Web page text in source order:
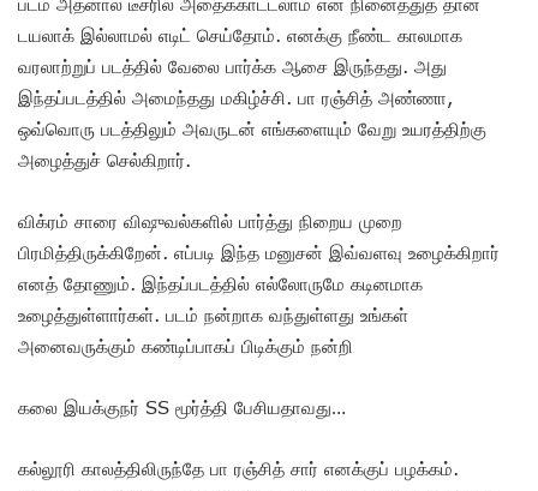
டயலாக் இல்லாமல் எடிட் செய்தோம். எனக்கு நீண்ட காலமாக
வரலாற்றுப் படத்தில் வேலை பார்க்க ஆசை இருந்தது. அது
இந்தப்படத்தில் அமைந்தது மகிழ்ச்சி. பா ரஞ்சித் அண்ணா,
ஒவ்வொரு படத்திலும் அவருடன் எங்களையும் வேறு உயரத்திற்கு
அழைத்துச் செல்கிறார்.
விக்ரம் சாரை விஷுவல்களில் பார்த்து நிறைய முறை
பிரமித்திருக்கிறேன். எப்படி இந்த மனுசன் இவ்வளவு உழைக்கிறார்
எனத் தோணும். இந்தப்படத்தில் எல்லோருமே கடினமாக
உழைத்துள்ளார்கள். படம் நன்றாக வந்துள்ளது உங்கள்
அனைவருக்கும் கண்டிப்பாகப் பிடிக்கும் நன்றி
கலை இயக்குநர் SS மூர்த்தி பேசியதாவது…
கல்லூரி காலத்திலிருந்தே பா ரஞ்சித் சார் எனக்குப் பழக்கம்.